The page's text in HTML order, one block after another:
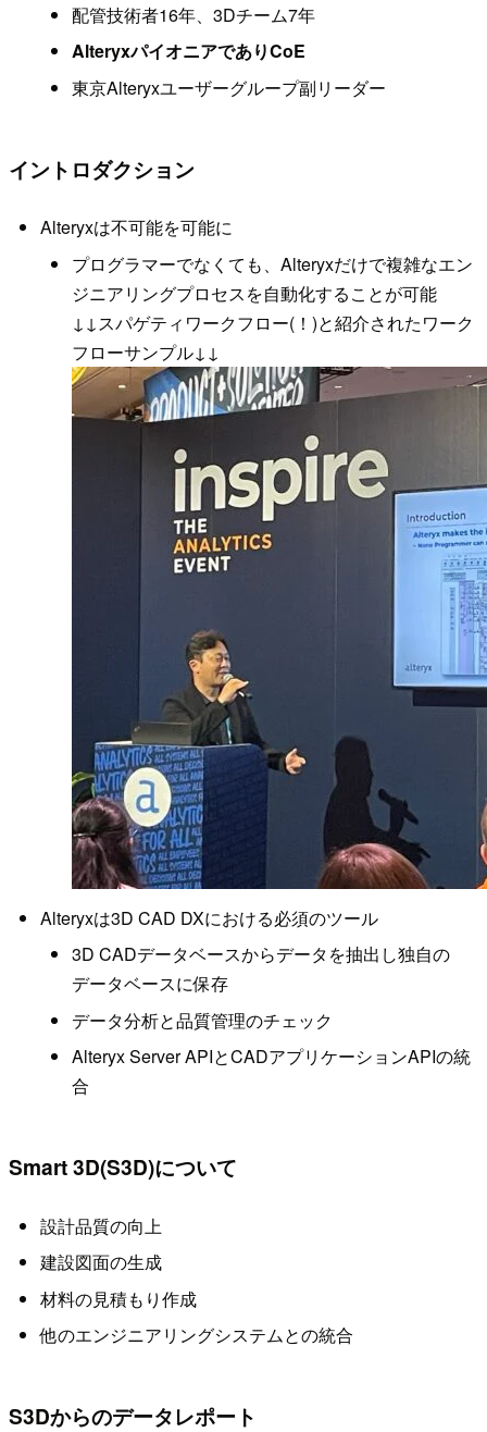
配管技術者16年、3Dチーム7年
AlteryxパイオニアでありCoE
東京Alteryxユーザーグループ副リーダー
イントロダクション
Alteryxは不可能を可能に
プログラマーでなくても、Alteryxだけで複雑なエン
ジニアリングプロセスを自動化することが可能
↓↓スパゲティワークフロー(！)と紹介されたワーク
フローサンプル↓↓
Alteryxは3D CAD DXにおける必須のツール
3D CADデータベースからデータを抽出し独自の
データベースに保存
データ分析と品質管理のチェック
Alteryx Server APIとCADアプリケーションAPIの統
合
Smart 3D(S3D)について
設計品質の向上
建設図面の生成
材料の見積もり作成
他のエンジニアリングシステムとの統合
S3Dからのデータレポート